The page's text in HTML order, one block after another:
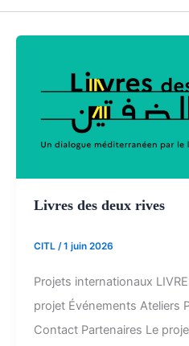
Livres des deux rives
CITL /1 juin 2026
Projets internationaux
projet Événements Ateliers
Contact Partenaires Le